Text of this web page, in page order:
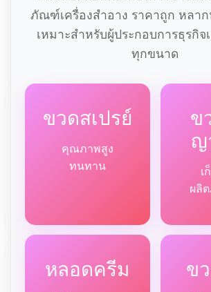
ภัณฑ์เครื่องสำอาง ราคาถูก หลาก
เหมาะสำหรับผู้ประกอบการธุรกิจ
ทุกขนาด
ขวดสเปรย์
คุณภาพสูง
ทนทาน
ข
ญ
เ
ผลิ
หลอดครีม ข